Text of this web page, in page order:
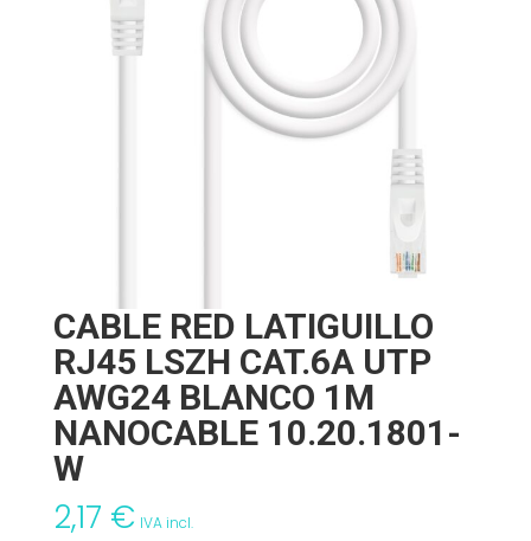
CABLE RED LATIGUILLO
RJ45 LSZH CAT.6A UTP
AWG24 BLANCO 1M
NANOCABLE 10.20.1801-
W
2,17 € IVA incl.